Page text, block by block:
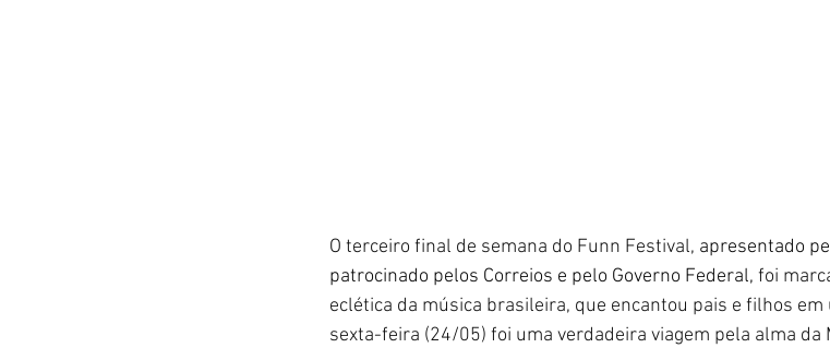
O terceiro final de semana do Funn Festival, apresentado
patrocinado pelos Correios e pelo Governo Federal, foi
eclética da música brasileira, que encantou pais e filhos em
sexta-feira (24/05) foi uma verdadeira viagem pela alma da